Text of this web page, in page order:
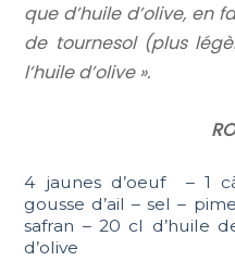
que d’huile d’olive, en
de tournesol (plus
l’huile d’olive ».
4 jaunes d’oeuf – 1
gousse d’ail – sel –
safran – 20 cl d’huile
d’olive